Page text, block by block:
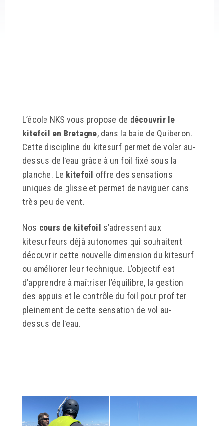
L’école NKS vous propose de découvrir le
kitefoil en Bretagne, dans la baie de Quiberon.
Cette discipline du kitesurf permet de voler au-
dessus de l’eau grâce à un foil fixé sous la
planche. Le kitefoil offre des sensations
uniques de glisse et permet de naviguer dans
très peu de vent.
Nos cours de kitefoil s’adressent aux
kitesurfeurs déjà autonomes qui souhaitent
découvrir cette nouvelle dimension du kitesurf
ou améliorer leur technique. L’objectif est
d’apprendre à maîtriser l’équilibre, la gestion
des appuis et le contrôle du foil pour profiter
pleinement de cette sensation de vol au-
dessus de l’eau.